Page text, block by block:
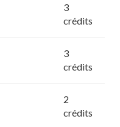
3
crédits
3
crédits
2
crédits